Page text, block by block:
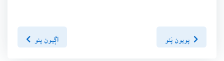
اڳيون پنو